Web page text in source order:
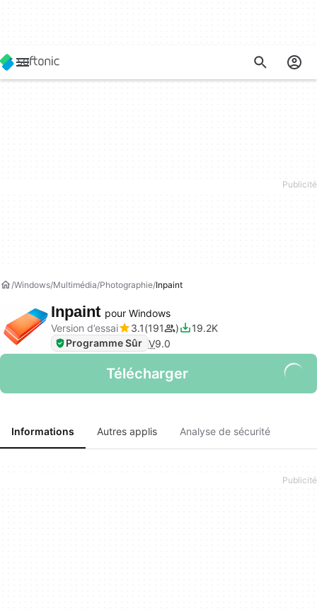
Windows Multimédia Photographie Inpaint
Inpaint pour Windows
Version d’essai
3.1 191
19.2K
Programme Sûr V9.0
Télécharger
Informations Autres applis Analyse de sécurité